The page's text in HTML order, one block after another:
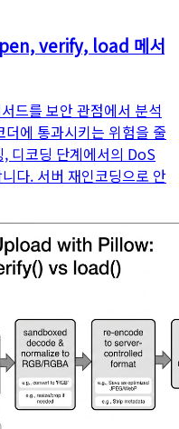
verify, load 메서
를 보안 관점에서 분석
에 통과시키는 위험을 줄
디코딩 단계에서의 DoS
다. 서버 재인코딩으로 안